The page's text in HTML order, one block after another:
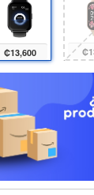
₡13,600